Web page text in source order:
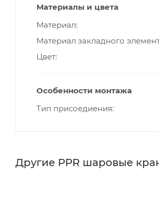
Материалы и цвета
Материал
Материал закладного
Цвет
Особенности монтажа
Тип присоедиения
Другие PPR шаровые